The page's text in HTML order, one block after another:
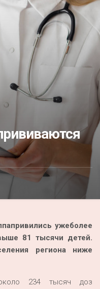
привились ужеболее
81 тысячи детей.
региона ниже
234 тысяч доз